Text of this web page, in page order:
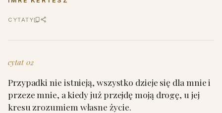
CYTATY
cytat 02
Przypadki nie istnieją, wszystko dzieje się dla mnie i
przeze mnie, a kiedy już przejdę moją drogę, u jej
kresu zrozumiem własne życie.